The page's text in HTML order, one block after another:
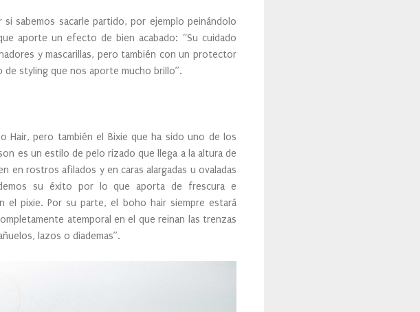
sabemos sacarle partido, por ejemplo peinándolo
aporte un efecto de bien acabado: “Su cuidado
y mascarillas, pero también con un protector
styling que nos aporte mucho brillo”.
Hair, pero también el Bixie que ha sido uno de los
es un estilo de pelo rizado que llega a la altura de
en rostros afilados y en caras alargadas u ovaladas
su éxito por lo que aporta de frescura e
pixie. Por su parte, el boho hair siempre estará
atemporal en el que reinan las trenzas
lazos o diademas”.